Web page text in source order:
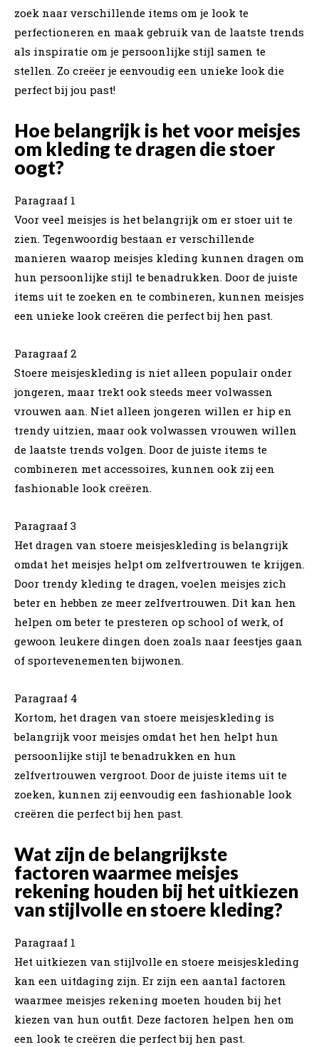
zoek naar verschillende items om je look te
perfectioneren en maak gebruik van de laatste trends
als inspiratie om je persoonlijke stijl samen te
stellen. Zo creëer je eenvoudig een unieke look die
perfect bij jou past!
Hoe belangrijk is het voor meisjes
om kleding te dragen die stoer
oogt?
Paragraaf 1
Voor veel meisjes is het belangrijk om er stoer uit te
zien. Tegenwoordig bestaan er verschillende
manieren waarop meisjes kleding kunnen dragen om
hun persoonlijke stijl te benadrukken. Door de juiste
items uit te zoeken en te combineren, kunnen meisjes
een unieke look creëren die perfect bij hen past.
Paragraaf 2
Stoere meisjeskleding is niet alleen populair onder
jongeren, maar trekt ook steeds meer volwassen
vrouwen aan. Niet alleen jongeren willen er hip en
trendy uitzien, maar ook volwassen vrouwen willen
de laatste trends volgen. Door de juiste items te
combineren met accessoires, kunnen ook zij een
fashionable look creëren.
Paragraaf 3
Het dragen van stoere meisjeskleding is belangrijk
omdat het meisjes helpt om zelfvertrouwen te krijgen.
Door trendy kleding te dragen, voelen meisjes zich
beter en hebben ze meer zelfvertrouwen. Dit kan hen
helpen om beter te presteren op school of werk, of
gewoon leukere dingen doen zoals naar feestjes gaan
of sportevenementen bijwonen.
Paragraaf 4
Kortom, het dragen van stoere meisjeskleding is
belangrijk voor meisjes omdat het hen helpt hun
persoonlijke stijl te benadrukken en hun
zelfvertrouwen vergroot. Door de juiste items uit te
zoeken, kunnen zij eenvoudig een fashionable look
creëren die perfect bij hen past.
Wat zijn de belangrijkste
factoren waarmee meisjes
rekening houden bij het uitkiezen
van stijlvolle en stoere kleding?
Paragraaf 1
Het uitkiezen van stijlvolle en stoere meisjeskleding
kan een uitdaging zijn. Er zijn een aantal factoren
waarmee meisjes rekening moeten houden bij het
kiezen van hun outfit. Deze factoren helpen hen om
een look te creëren die perfect bij hen past.